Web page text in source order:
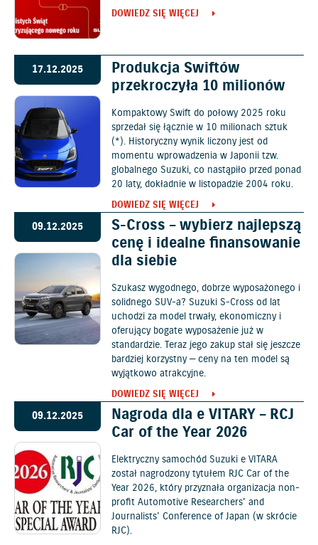
DOWIEDZ SIĘ WIĘCEJ
17.12.2025
Produkcja Swiftów
przekroczyła 10 milionów
Kompaktowy Swift do połowy 2025 roku
sprzedał się łącznie w 10 milionach sztuk
(*). Historyczny wynik liczony jest od
momentu wprowadzenia w Japonii tzw.
globalnego Suzuki, co nastąpiło przed ponad
20 laty, dokładnie w listopadzie 2004 roku.
DOWIEDZ SIĘ WIĘCEJ
09.12.2025
S-Cross – wybierz najlepszą
cenę i idealne finansowanie
dla siebie
Szukasz wygodnego, dobrze wyposażonego i
solidnego SUV-a? Suzuki S-Cross od lat
uchodzi za model trwały, ekonomiczny i
oferujący bogate wyposażenie już w
standardzie. Teraz jego zakup stał się jeszcze
bardziej korzystny — ceny na ten model są
wyjątkowo atrakcyjne.
DOWIEDZ SIĘ WIĘCEJ
09.12.2025
Nagroda dla e VITARY – RCJ
Car of the Year 2026
Elektryczny samochód Suzuki e VITARA
został nagrodzony tytułem RJC Car of the
Year 2026, który przyznała organizacja non-
profit Automotive Researchers' and
Journalists’ Conference of Japan (w skrócie
RJC).